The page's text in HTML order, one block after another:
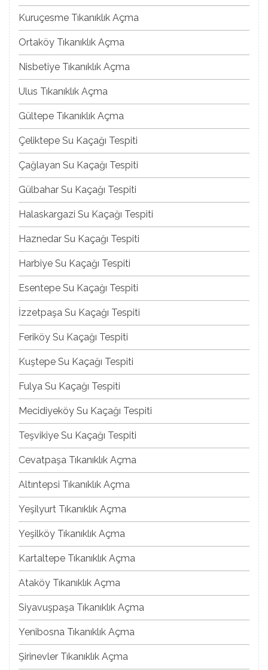
Kuruçesme Tıkanıklık Açma
Ortaköy Tıkanıklık Açma
Nisbetiye Tıkanıklık Açma
Ulus Tıkanıklık Açma
Gültepe Tıkanıklık Açma
Çeliktepe Su Kaçağı Tespiti
Çağlayan Su Kaçağı Tespiti
Gülbahar Su Kaçağı Tespiti
Halaskargazi Su Kaçağı Tespiti
Haznedar Su Kaçağı Tespiti
Harbiye Su Kaçağı Tespiti
Esentepe Su Kaçağı Tespiti
İzzetpaşa Su Kaçağı Tespiti
Feriköy Su Kaçağı Tespiti
Kuştepe Su Kaçağı Tespiti
Fulya Su Kaçağı Tespiti
Mecidiyeköy Su Kaçağı Tespiti
Teşvikiye Su Kaçağı Tespiti
Cevatpaşa Tıkanıklık Açma
Altıntepsi Tıkanıklık Açma
Yeşilyurt Tıkanıklık Açma
Yeşilköy Tıkanıklık Açma
Kartaltepe Tıkanıklık Açma
Ataköy Tıkanıklık Açma
Siyavuşpaşa Tıkanıklık Açma
Yenibosna Tıkanıklık Açma
Şirinevler Tıkanıklık Açma